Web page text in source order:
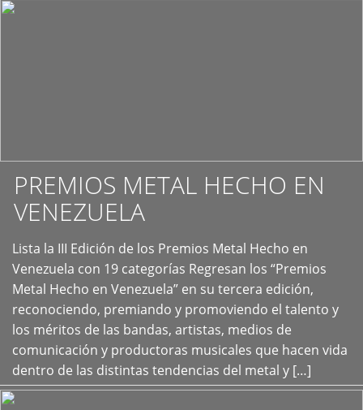
PREMIOS METAL HECHO EN
VENEZUELA
Lista la III Edición de los Premios Metal Hecho en
Venezuela con 19 categorías Regresan los “Premios
Metal Hecho en Venezuela” en su tercera edición,
reconociendo, premiando y promoviendo el talento y
los méritos de las bandas, artistas, medios de
comunicación y productoras musicales que hacen vida
dentro de las distintas tendencias del metal y […]
+